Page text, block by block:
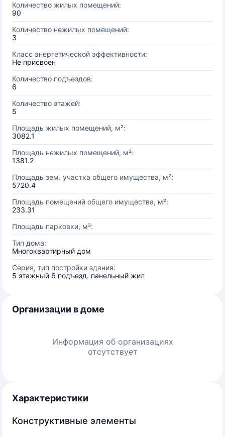
Количество жилых помещений:
90
Количество нежилых помещений:
3
Класс энергетической эффективности:
Не присвоен
Количество подъездов:
6
Количество этажей:
5
Площадь жилых помещений, м²:
3082.1
Площадь нежилых помещений, м²:
1381.2
Площадь зем. участка общего имущества, м²:
5720.4
Площадь помещений общего имущества, м²:
233.31
Площадь парковки, м²:
Тип дома:
Многоквартирный дом
Серия, тип постройки здания:
5 этажный 6 подъезд. панельный жил
Организации в доме
Информация об организациях
отсутствует
Характеристики
Конструктивные элементы